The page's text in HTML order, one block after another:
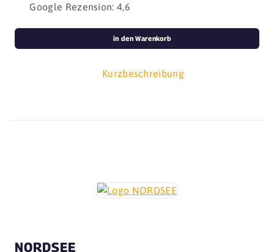
Google Rezension: 4,6
Kurzbeschreibung
in den Warenkorb
NORDSEE